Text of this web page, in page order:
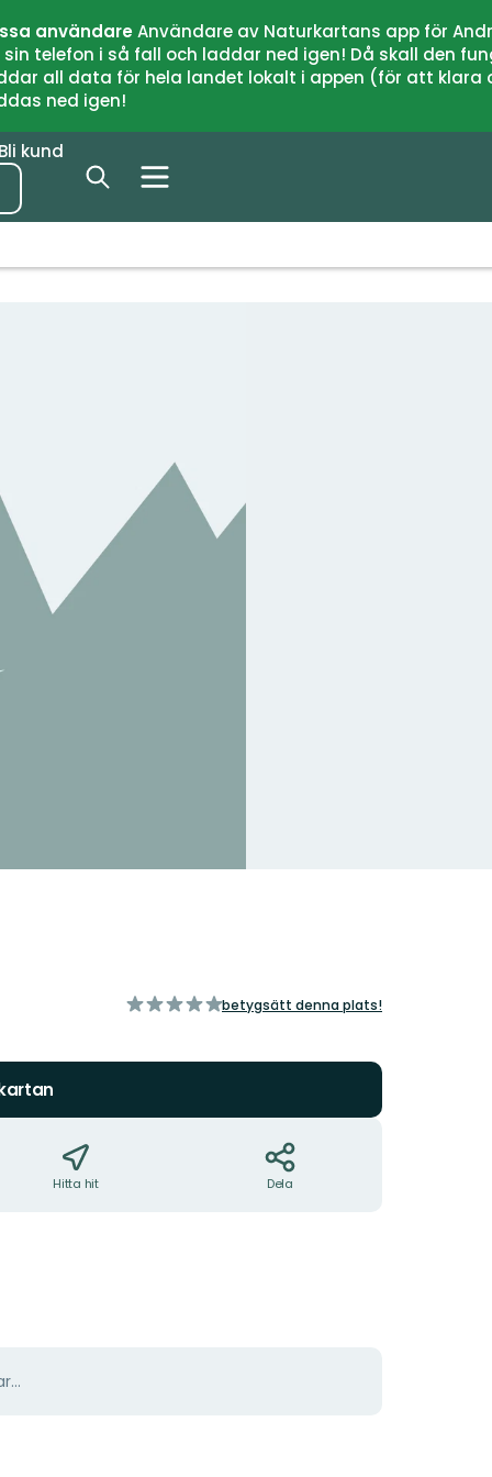
användareAnvändare av Naturkartans app för
telefon i så fall och laddar ned igen! Då skall den
all data för hela landet lokalt i appen (för att
ned igen!
Bli kund
av
betygsätt denna plats!
Hitta hit Dela